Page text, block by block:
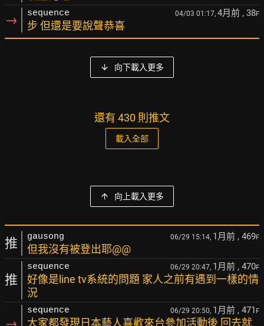
→ sequence 04/03 01:17, 4月前 , 38F
步 但還是要說聲恭喜
向下載入更多
還有 430 則推文
載入全部
向上載入更多
推 gausong 06/29 15:14, 1月前 , 469F
但我沒有被登出耶@@
推
sequence 06/29 20:47, 1月前 , 470F
好像是line tv系統的問題 家人之前有遇到一樣的情
況
sequence 06/29 20:50, 1月前 , 471 F
大家都發現日本藝人喜歡來台參加活動後 回去就